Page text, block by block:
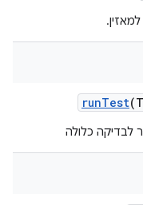
runTest
לבדיקה כלולה